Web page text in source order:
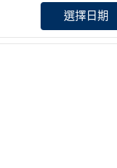
選擇日期
1